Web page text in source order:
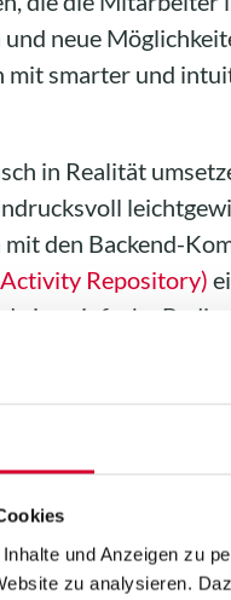
und Anzeigen zu
zu analysieren.
neue
mit smarter und
in Realität
den Backend-
Repository)
eine einfache
weil es unabhängig
Die Integration
wie die Anbindung
Stand 6G41!